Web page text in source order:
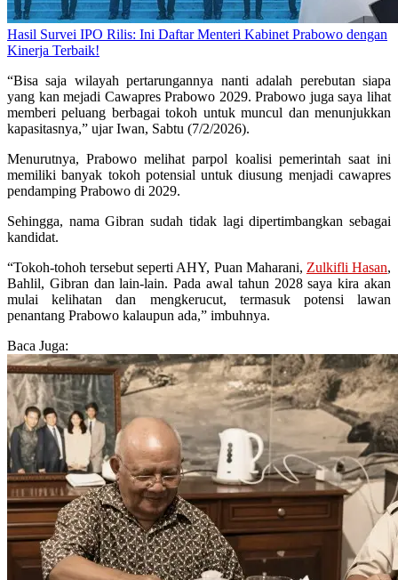
Hasil Survei IPO Rilis: Ini Daftar Menteri Kabinet Prabowo dengan
Kinerja Terbaik!
“Bisa saja wilayah pertarungannya nanti adalah perebutan siapa
yang kan mejadi Cawapres Prabowo 2029. Prabowo juga saya lihat
memberi peluang berbagai tokoh untuk muncul dan menunjukkan
kapasitasnya,” ujar Iwan, Sabtu (7/2/2026).
Menurutnya, Prabowo melihat parpol koalisi pemerintah saat ini
memiliki banyak tokoh potensial untuk diusung menjadi cawapres
pendamping Prabowo di 2029.
Sehingga, nama Gibran sudah tidak lagi dipertimbangkan sebagai
kandidat.
“Tokoh-tohoh tersebut seperti AHY, Puan Maharani, Zulkifli Hasan,
Bahlil, Gibran dan lain-lain. Pada awal tahun 2028 saya kira akan
mulai kelihatan dan mengkerucut, termasuk potensi lawan
penantang Prabowo kalaupun ada,” imbuhnya.
Baca Juga: